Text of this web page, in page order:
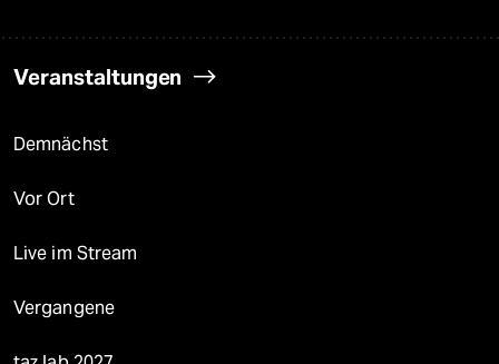
Veranstaltungen
Demnächst
Vor Ort
Live im Stream
Vergangene